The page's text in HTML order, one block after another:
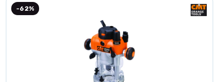
-62%